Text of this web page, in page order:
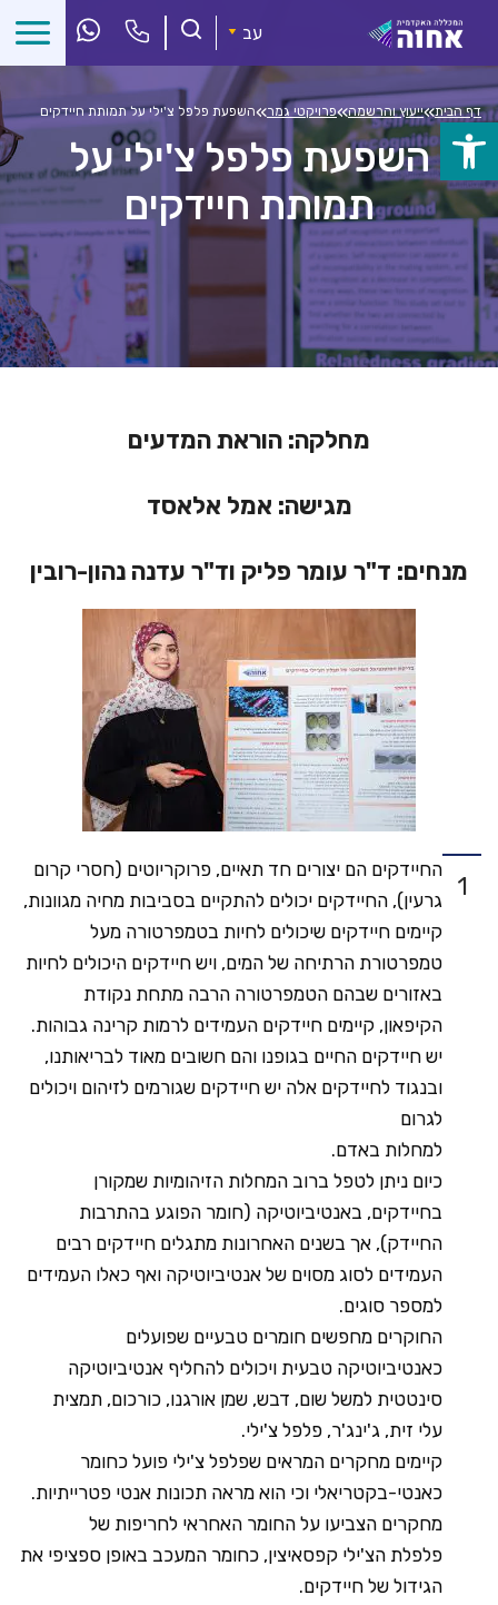
פתח
סרגל
נגישות
התוכן
עב
דף הבית»ייעוץ והרשמה»פרויקטי גמר»השפעת פלפל צ'ילי על תמותת חיידקים
השפעת פלפל צ'ילי על
תמותת חיידקים
מחלקה: הוראת המדעים
מגישה: אמל אלאסד
מנחים: ד"ר עומר פליק וד"ר עדנה נהון-רובין
1
החיידקים הם יצורים חד תאיים, פרוקריוטים (חסרי קרום
גרעין), החיידקים יכולים להתקיים בסביבות מחיה מגוונות,
קיימים חיידקים שיכולים לחיות בטמפרטורה מעל
טמפרטורת הרתיחה של המים, ויש חיידקים היכולים לחיות
באזורים שבהם הטמפרטורה הרבה מתחת נקודת
הקיפאון, קיימים חיידקים העמידים לרמות קרינה גבוהות.
יש חיידקים החיים בגופנו והם חשובים מאוד לבריאותנו,
ובנגוד לחיידקים אלה יש חיידקים שגורמים לזיהום ויכולים
לגרום
למחלות באדם.
כיום ניתן לטפל ברוב המחלות הזיהומיות שמקורן
בחיידקים, באנטיביוטיקה (חומר הפוגע בהתרבות
החיידק), אך בשנים האחרונות מתגלים חיידקים רבים
העמידים לסוג מסוים של אנטיביוטיקה ואף כאלו העמידים
למספר סוגים.
החוקרים מחפשים חומרים טבעיים שפועלים
כאנטיביוטיקה טבעית ויכולים להחליף אנטיביוטיקה
סינטטית למשל שום, דבש, שמן אורגנו, כורכום, תמצית
עלי זית, ג'ינג'ר, פלפל צ'ילי.
קיימים מחקרים המראים שפלפל צ'ילי פועל כחומר
כאנטי-בקטריאלי וכי הוא מראה תכונות אנטי פטרייתיות.
מחקרים הצביעו על החומר האחראי לחריפות של
פלפלת הצ'ילי קפסאיצין, כחומר המעכב באופן ספציפי את
הגידול של חיידקים.